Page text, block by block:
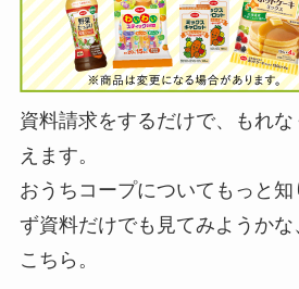
資料請求をするだけで、もれ
えます。
おうちコープについてもっと知
ず資料だけでも見てみようか
こちら。